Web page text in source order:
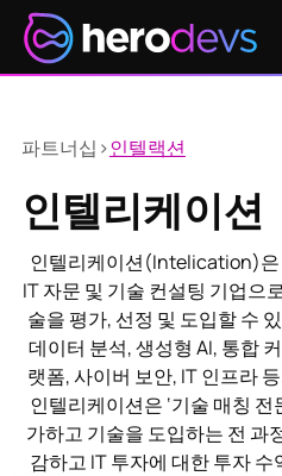
파트너십 >인텔랙션
인텔리케이션
인텔리케이션(Intelication)은
IT 자문 및 기술 컨설팅 기업으
술을 평가, 선정 및 도입할 수
데이터 분석, 생성형 AI, 통합
랫폼, 사이버 보안, IT 인프라
인텔리케이션은 ‘기술 매칭
가하고 기술을 도입하는 전 과
감하고 IT 투자에 대한 투자